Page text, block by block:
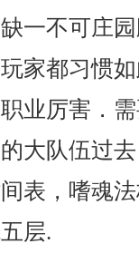
一不可庄园
家都习惯
业厉害．
大队伍过
表，嗜魂
层.